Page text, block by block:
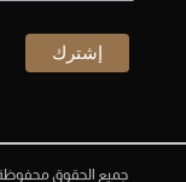
جميع الحقوق